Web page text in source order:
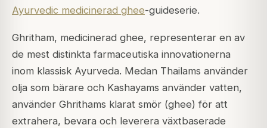
Ayurvedic medicinerad ghee-guideserie.
Ghritham, medicinerad ghee, representerar en av
de mest distinkta farmaceutiska innovationerna
inom klassisk Ayurveda. Medan Thailams använder
olja som bärare och Kashayams använder vatten,
använder Ghrithams klarat smör (ghee) för att
extrahera, bevara och leverera växtbaserade